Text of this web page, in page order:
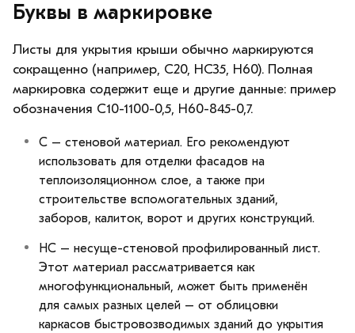
Буквы в маркировке
Листы для укрытия крыши обычно маркируются
сокращенно (например, С20, НС35, Н60). Полная
маркировка содержит еще и другие данные: пример
обозначения С10-1100-0,5, Н60-845-0,7.
С – стеновой материал. Его рекомендуют
использовать для отделки фасадов на
теплоизоляционном слое, а также при
строительстве вспомогательных зданий,
заборов, калиток, ворот и других конструкций.
НС – несуще-стеновой профилированный лист.
Этот материал рассматривается как
многофункциональный, может быть применён
для самых разных целей – от облицовки
каркасов быстровозводимых зданий до укрытия